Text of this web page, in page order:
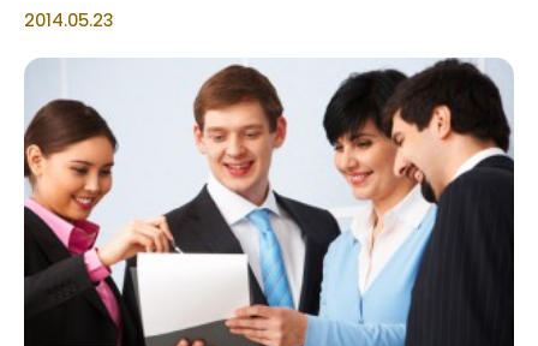
2014.05.23